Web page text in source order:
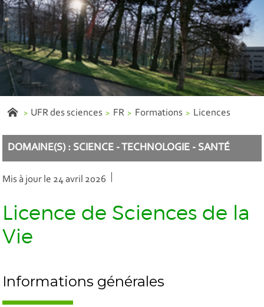
UFR des sciences FR Formations Licences
DOMAINE(S) : SCIENCE - TECHNOLOGIE - SANTÉ
Mis à jour le 24 avril 2026
Licence de Sciences de la
Vie
Informations générales